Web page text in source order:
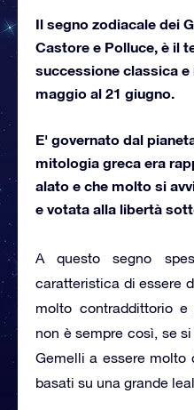
Il segno zodiacale dei
Castore e Polluce, è il
successione classica e
maggio al 21 giugno.
E' governato dal
mitologia greca era
alato e che molto si
e votata alla libertà
A questo segno
caratteristica di essere
molto contraddittorio
non è sempre così, se
Gemelli a essere molto
basati su una grande